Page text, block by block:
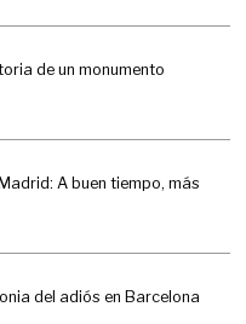
de un monumento
A buen tiempo, más
del adiós en Barcelona